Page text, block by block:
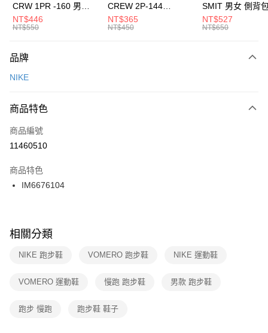
元大商業銀行
台灣樂天信用卡公司
全盈+PAY
AFTEE先享後付
【關於「AFTEE先享後付」】
便利好安心！
３．安心：先確認商品／服務後，再付款。
【「AFTEE先享後付」結帳流程】
１．於結帳方式選擇「AFTEE先享後付」後，將跳轉至「AFTEE先享後付」
２．訂單成立數日內，您將收到繳費通知簡訊。
３．收到繳費通知簡訊後14天內，點擊此簡訊中的連結，可透過四大超商／
ATM／網路銀行／等多元方式進行付款，方視為交易完成。
※ 交易是否成功請以「AFTEE先享後付 」之結帳頁面顯示為準，若有關於
是否繳費成功／繳費後需取消欲退款等相關疑問，請聯繫「AFTEE先享後付
客戶支援中心」
https://netprotections.freshdesk.com/support/home
１．透過由恩沛科技股份有限公司提供之「AFTEE先享後付」服務完成之交
權轉讓予恩沛科技股份有限公司。
運送方式
每筆NT$100，滿NT$1,500(含以上)免運費
宅配
每筆NT$100，滿NT$1,500(含以上)免運費
付款後門市自取
每筆NT$100，滿NT$1,500(含以上)免運費
CRW 1PR -160 男女
中統襪 FZ3393100
NT$446
NT$550
CREW 2P-144
EMBRDY 男女 短統襪
FZ3073133
NT$365
NT$450
SMIT 男女 側背
BA5871010
NT$527
NT$650
品牌
NIKE
商品特色
商品編號
11460510
商品特色
IM6676104
相關分類
NIKE 跑步鞋 VOMERO 跑步鞋 NIKE 運動鞋
VOMERO 運動鞋 慢跑 跑步鞋 男款 跑步鞋
跑步 慢跑 跑步鞋 鞋子